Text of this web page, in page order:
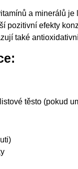
a minerálů
pozitivní efekty
také
těsto (pokud